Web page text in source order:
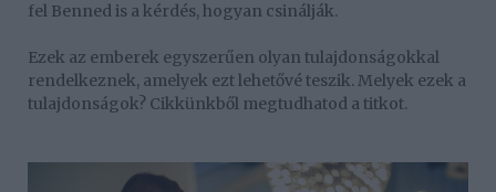
fel Benned is a kérdés, hogyan csinálják.
Ezek az emberek egyszerűen olyan tulajdonságokkal
rendelkeznek, amelyek ezt lehetővé teszik. Melyek ezek a
tulajdonságok? Cikkünkből megtudhatod a titkot.